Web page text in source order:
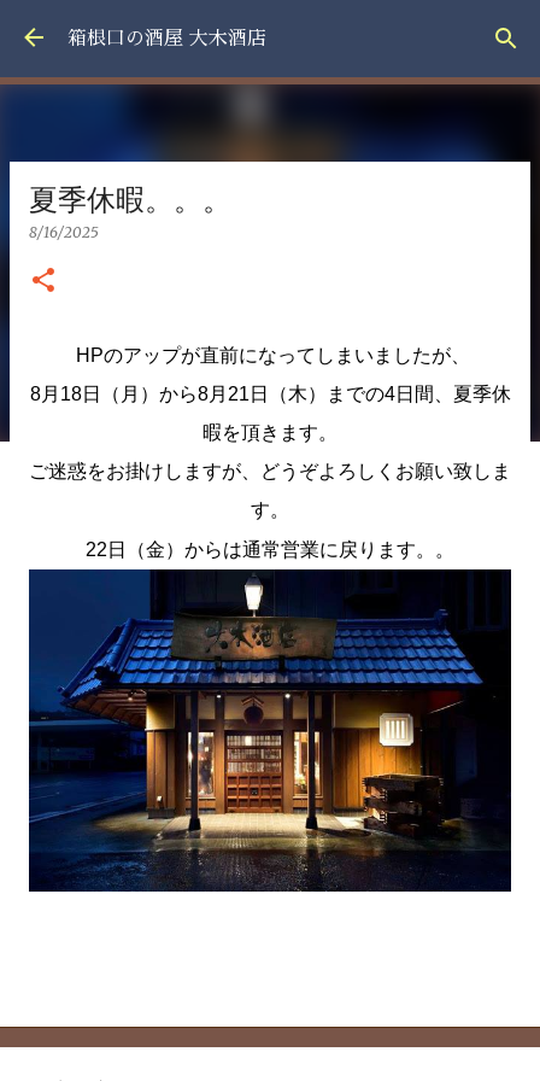
スキップしてメイン コンテンツに移動
箱根口の酒屋 大木酒店
夏季休暇。。。
8/16/2025
HPのアップが直前になってしまいましたが、
8月18日（月）から8月21日（木）までの4日間、夏季休
暇を頂きます。
ご迷惑をお掛けしますが、どうぞよろしくお願い致しま
す。
22日（金）からは通常営業に戻ります。。